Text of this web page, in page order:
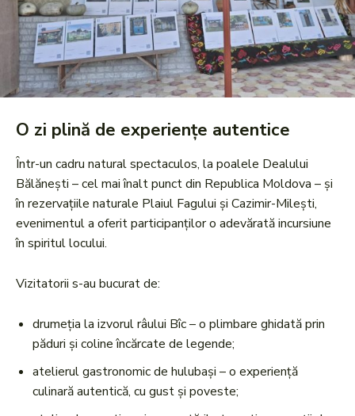
O zi plină de experiențe autentice
Într-un cadru natural spectaculos, la poalele Dealului
Bălănești – cel mai înalt punct din Republica Moldova – și
în rezervațiile naturale Plaiul Fagului și Cazimir-Milești,
evenimentul a oferit participanților o adevărată incursiune
în spiritul locului.
Vizitatorii s-au bucurat de:
drumeția la izvorul râului Bîc – o plimbare ghidată prin
păduri și coline încărcate de legende;
atelierul gastronomic de hulubași – o experiență
culinară autentică, cu gust și poveste;